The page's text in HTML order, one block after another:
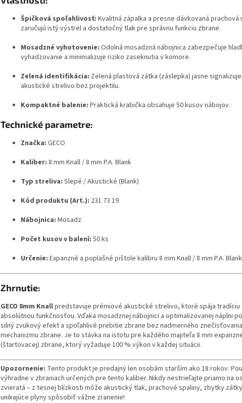
Špičková spoľahlivosť: Kvalitná zápalka a presne dávkovaná prachová
zaručujú istý výstrel a dostatočný tlak pre správnu funkciu zbrane.
Mosadzné vyhotovenie: Odolná mosadzná nábojnica zabezpečuje
vyhadzovanie a minimalizuje riziko zaseknutia v komore.
Zelená identifikácia: Zelená plastová zátka (záslepka) jasne
akustické strelivo bez projektilu.
Kompaktné balenie: Praktická krabička obsahuje 50 kusov nábojov.
Technické parametre:
Značka: GECO
Kaliber: 8 mm Knall / 8 mm P.A. Blank
Typ streliva: Slepé / Akustické (Blank)
Kód produktu (Art.): 231 73 19
Nábojnica: Mosadz
Počet kusov v balení: 50 ks
Určenie: Expanzné a poplašné pištole kalibru 8 mm Knall / 8 mm P.A. Blank
Zhrnutie:
GECO 8mm Knallpredstavuje prémiové akustické strelivo, ktoré spája tradíciu
absolútnou funkčnosťou. Vďaka mosadznej nábojnici a optimalizovanej náplni
silný zvukový efekt a spoľahlivé prebitie zbrane bez nadmerného
mechanizmu zbrane. Je to stávka na istotu pre každého majiteľa 8 mm
(štartovacej) zbrane, ktorý vyžaduje 100 % výkon v každej situácii.
Upozornenie: Tento produkt je predajný len osobám starším ako 18 rokov.
výhradne v zbraniach určených pre tento kaliber. Nikdy nestrieľajte priamo na
zvieratá – z tesnej blízkosti môže akustický tlak, prachové spaliny, zbytky
unikajúce plyny spôsobiť vážne zranenie!